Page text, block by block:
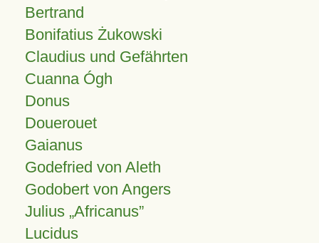
Bertrand
Bonifatius Żukowski
Claudius und Gefährten
Cuanna Ógh
Donus
Douerouet
Gaianus
Godefried von Aleth
Godobert von Angers
Julius Africanus
Lucidus